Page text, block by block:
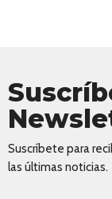
Suscríbete para
las últimas noticias.